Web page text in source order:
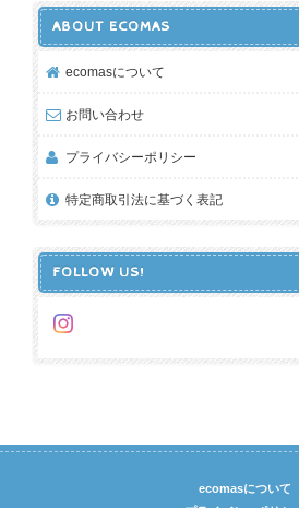
ABOUT ECOMAS
ecomasについて
お問い合わせ
プライバシーポリシー
特定商取引法に基づく表記
FOLLOW US!
ecomasについて